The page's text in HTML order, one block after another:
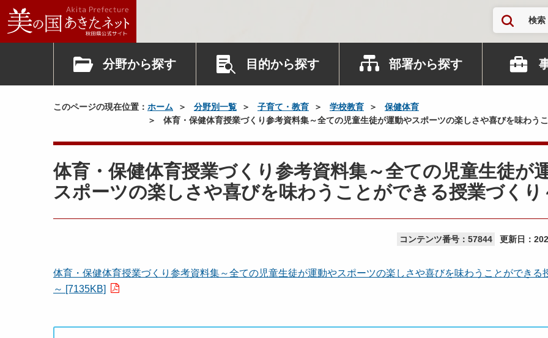
検索
分野から探す 目的から探す 部署から探す
このページの現在位置： ホーム 分野別一覧 子育て・教育 学校教育
保健体育
体育・保健体育授業づくり参考資料集～全ての児童生徒が運動やスポーツの楽しさや喜びを味わう
体育・保健体育授業づくり参考資料集～全ての児童生徒が
スポーツの楽しさや喜びを味わうことができる授業づくり
コンテンツ番号：57844 更新日：
体育・保健体育授業づくり参考資料集～全ての児童生徒が運動やスポーツの楽しさや喜びを味わうことができる
～ [7135KB]